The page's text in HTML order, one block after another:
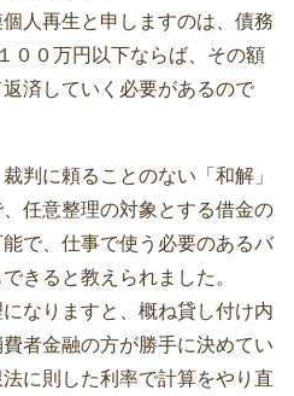
人再生と申しますのは、債務
００万円以下ならば、その額
済していく必要があるので
判に頼ることのない「和解」
任意整理の対象とする借金の
で、仕事で使う必要のあるバ
きると教えられました。
なりますと、概ね貸し付け内
者金融の方が勝手に決めてい
に則した利率で計算をやり直